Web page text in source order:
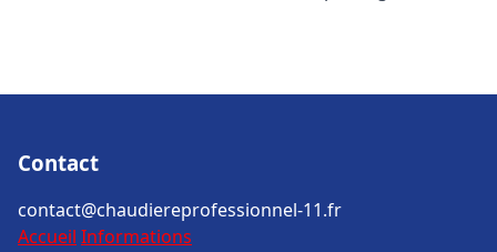
Contact
contact@chaudiereprofessionnel-11.fr
Accueil Informations